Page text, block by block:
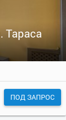
Тараса
ПОД ЗАПРОС